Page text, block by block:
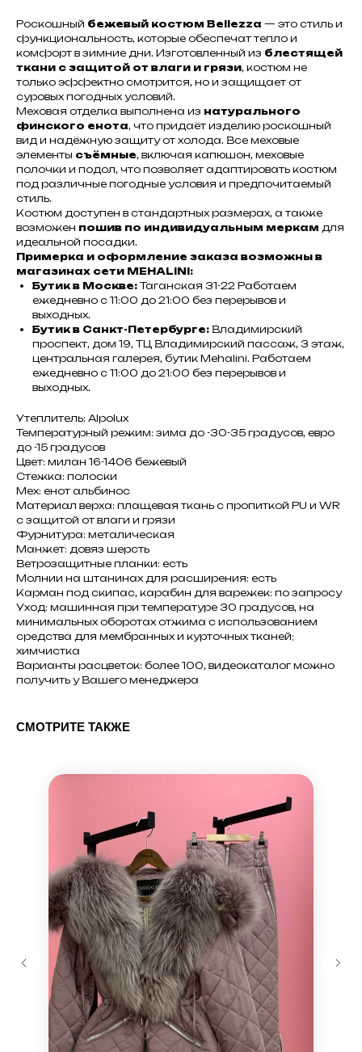
Роскошный бежевый костюм Bellezza — это стиль и
функциональность, которые обеспечат тепло и
комфорт в зимние дни. Изготовленный из блестящей
ткани с защитой от влаги и грязи, костюм не
только эффектно смотрится, но и защищает от
суровых погодных условий.
Меховая отделка выполнена из натурального
финского енота, что придаёт изделию роскошный
вид и надёжную защиту от холода. Все меховые
элементы съёмные, включая капюшон, меховые
полочки и подол, что позволяет адаптировать костюм
под различные погодные условия и предпочитаемый
стиль.
Костюм доступен в стандартных размерах, а также
возможен пошив по индивидуальным меркам для
идеальной посадки.
Примерка и оформление заказа возможны в
магазинах сети MEHALINI:
Бутик в Москве: Таганская 31-22 Работаем
ежедневно с 11:00 до 21:00 без перерывов и
выходных.
Бутик в Санкт-Петербурге: Владимирский
проспект, дом 19, ТЦ Владимирский пассаж, 3 этаж,
центральная галерея, бутик Mehalini. Работаем
ежедневно с 11:00 до 21:00 без перерывов и
выходных.
Утеплитель: Alpolux
Температурный режим: зима до -30-35 градусов, евро
до -15 градусов
Цвет: милан 16-1406 бежевый
Стежка: полоски
Мех: енот альбинос
Материал верха: плащевая ткань с пропиткой PU и WR
с защитой от влаги и грязи
Фурнитура: металическая
Манжет: довяз шерсть
Ветрозащитные планки: есть
Молнии на штанинах для расширения: есть
Карман под скипас, карабин для варежек: по запросу
Уход: машинная при температуре 30 градусов, на
минимальных оборотах отжима с использованием
средства для мембранных и курточных тканей;
химчистка
Варианты расцветок: более 100, видеокаталог можно
получить у Вашего менеджера
СМОТРИТЕ ТАКЖЕ